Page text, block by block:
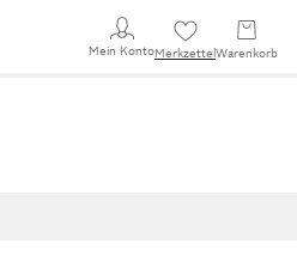
Mein KontoMerkzettel Warenkorb